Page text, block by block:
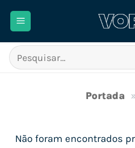
Pesquisar
por:
Portada
Não foram encontrados